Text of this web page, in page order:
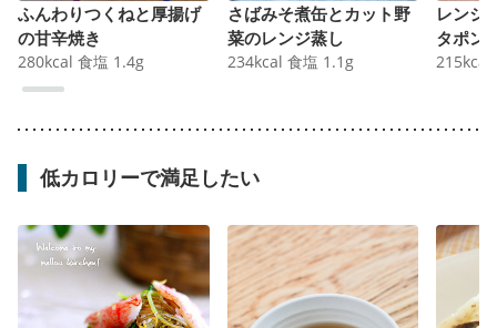
ふんわりつくねと厚揚げ
の甘辛焼き
280kcal 食塩 1.4g
さばみそ煮缶とカット野
菜のレンジ蒸し
234kcal 食塩 1.1 g
レンジ
タポン
215kcal
低カロリーで満足したい